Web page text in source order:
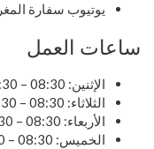
يوتيوب سفارة
ساعات العمل
الإثنين: 08:30 – 14:30
الثلاثاء: 08:30 – 14:30
الأربعاء: 08:30 – 14:30
الخميس: 08:30 – 14:30